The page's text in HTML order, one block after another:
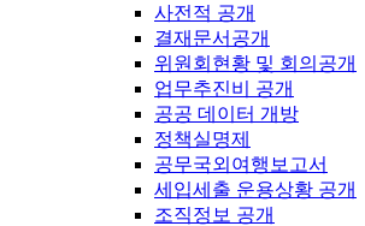
사전적 공개
결재문서공개
위원회현황 및 회의공개
업무추진비 공개
공공 데이터 개방
정책실명제
공무국외여행보고서
세입세출 운용상황 공개
조직정보 공개